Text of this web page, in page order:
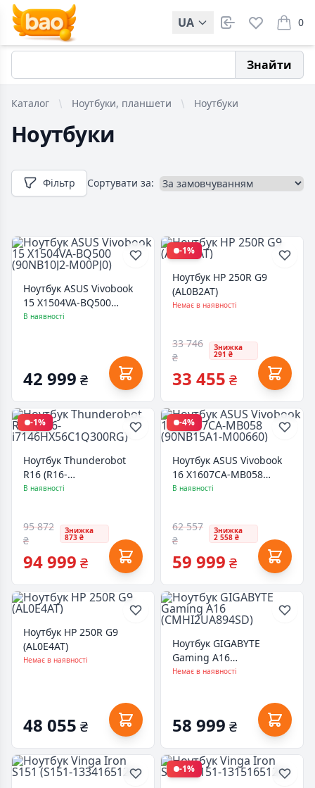
UA 0
items
Знайти
Каталог Ноутбуки, планшети Ноутбуки
Ноутбуки
Фільтр Сортувати за:
Ноутбук ASUS Vivobook
15 X1504VA-BQ500
(90NB10J2-M00PJ0)
В наявності
42 999 ₴
-1%
Ноутбук HP 250R G9
(AL0B2AT)
Немає в наявності
33 746
₴
Знижка
291 ₴
33 455 ₴
-1%
Ноутбук Thunderobot
R16 (R16-
i7146HX56C1Q300RG)
В наявності
95 872
₴
Знижка
873 ₴
94 999 ₴
-4%
Ноутбук ASUS Vivobook
16 X1607CA-MB058
(90NB15A1-M00660)
В наявності
62 557
₴
Знижка
2 558 ₴
59 999 ₴
Ноутбук HP 250R G9
(AL0E4AT)
Немає в наявності
48 055 ₴
Ноутбук GIGABYTE
Gaming A16
(CMHI2UA894SD)
Немає в наявності
58 999 ₴
-1%